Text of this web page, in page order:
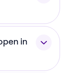
nodig:
in